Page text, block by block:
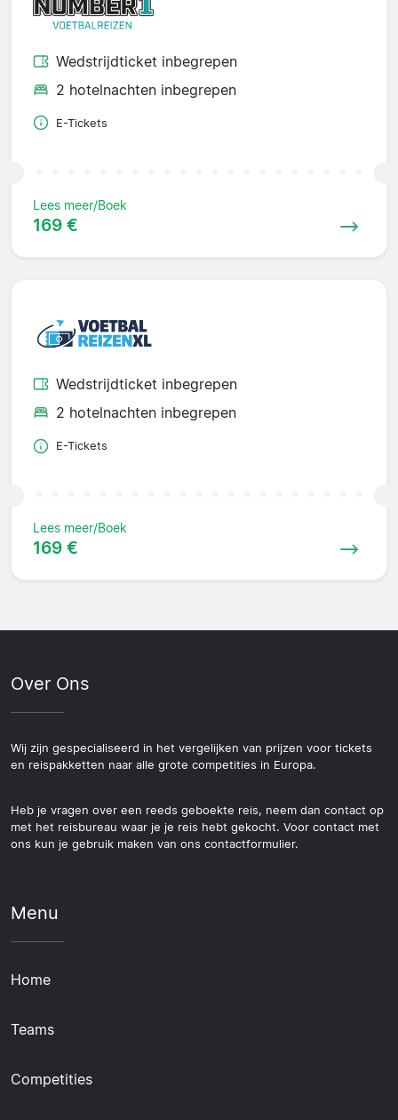
Wedstrijdticket inbegrepen
2 hotelnachten inbegrepen
E-Tickets
Lees meer/Boek
169 €
Wedstrijdticket inbegrepen
2 hotelnachten inbegrepen
E-Tickets
Lees meer/Boek
169 €
Over Ons
Wij zijn gespecialiseerd in het vergelijken van prijzen voor tickets
en reispakketten naar alle grote competities in Europa.
Heb je vragen over een reeds geboekte reis, neem dan contact op
met het reisbureau waar je je reis hebt gekocht. Voor contact met
ons kun je gebruik maken van ons contactformulier.
Menu
Home
Teams
Competities